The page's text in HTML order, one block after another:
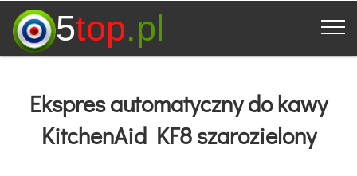
5top.pl
Ekspres automatyczny do kawy
KitchenAid KF8 szarozielony